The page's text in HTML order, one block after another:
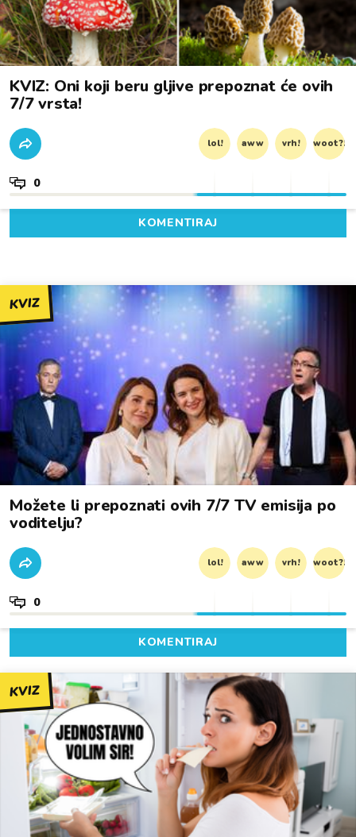
KVIZ: Oni koji beru gljive prepoznat će ovih
7/7 vrsta!
lol! aww vrh! woot?!
0
KOMENTIRAJ
KVIZ
Možete li prepoznati ovih 7/7 TV emisija po
voditelju?
lol! aww vrh! woot?!
0
KOMENTIRAJ
KVIZ